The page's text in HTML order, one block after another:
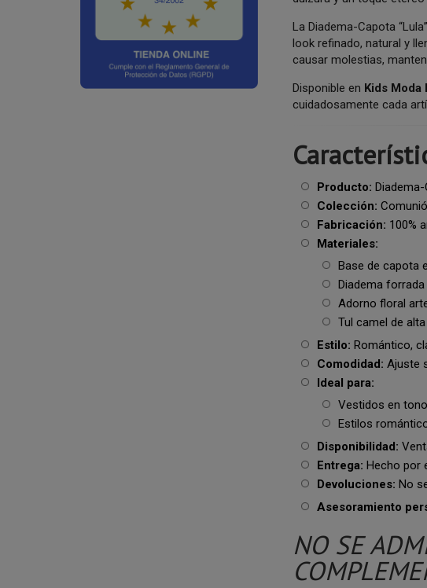
La Diadema-Capota
look refinado, natural y
causar molestias,
Disponible en Kids Moda
cuidadosamente cada
Producto: Diadema-
Colección:
Fabricación: 100%
Materiales:
Base de capota
Diadema
Adorno floral
Tul camel de
Estilo: Romántico,
Comodidad: Ajuste
Ideal para:
Vestidos en
Estilos
Disponibilidad:
Entrega: Hecho por
Devoluciones: No
Asesoramiento
NO SE